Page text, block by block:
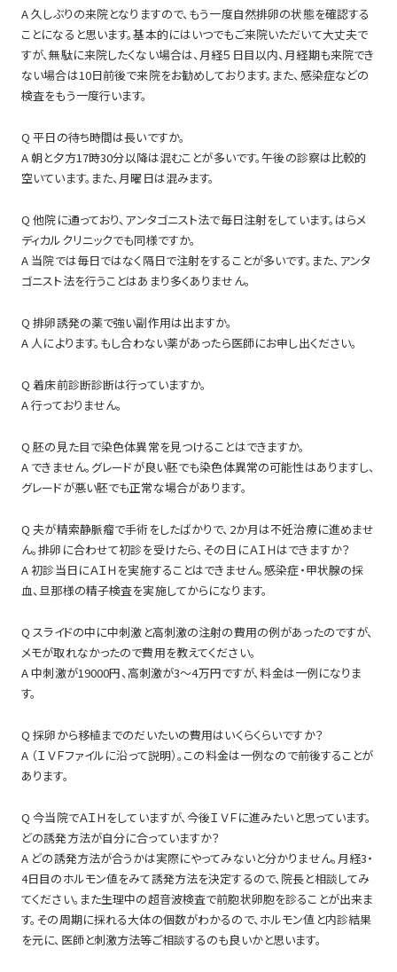
A 久しぶりの来院となりますので、もう一度自然排卵の状態を確認する
ことになると思います。基本的にはいつでもご来院いただいて大丈夫で
すが、無駄に来院したくない場合は、月経５日目以内、月経期も来院でき
ない場合は10日前後で来院をお勧めしております。また、感染症などの
検査をもう一度行います。
Q 平日の待ち時間は長いですか。
A 朝と夕方17時30分以降は混むことが多いです。午後の診察は比較的
空いています。また、月曜日は混みます。
Q 他院に通っており、アンタゴニスト法で毎日注射をしています。はらメ
ディカルクリニックでも同様ですか。
A 当院では毎日ではなく隔日で注射をすることが多いです。また、アンタ
ゴニスト法を行うことはあまり多くありません。
Q 排卵誘発の薬で強い副作用は出ますか。
A 人によります。もし合わない薬があったら医師にお申し出ください。
Q 着床前診断診断は行っていますか。
A 行っておりません。
Q 胚の見た目で染色体異常を見つけることはできますか。
A できません。グレードが良い胚でも染色体異常の可能性はありますし、
グレードが悪い胚でも正常な場合があります。
Q 夫が精索静脈瘤で手術をしたばかりで、2か月は不妊治療に進めませ
ん。排卵に合わせて初診を受けたら、その日にＡＩＨはできますか？
A 初診当日にＡＩＨを実施することはできません。感染症・甲状腺の採
血、旦那様の精子検査を実施してからになります。
Q スライドの中に中刺激と高刺激の注射の費用の例があったのですが、
メモが取れなかったので費用を教えてください。
A 中刺激が19000円、高刺激が3～4万円ですが、料金は一例になりま
す。
Q 採卵から移植までのだいたいの費用はいくらくらいですか？
A （ＩＶＦファイルに沿って説明）。この料金は一例なので前後することが
あります。
Q 今当院でＡＩＨをしていますが、今後ＩＶＦに進みたいと思っています。
どの誘発方法が自分に合っていますか？
A どの誘発方法が合うかは実際にやってみないと分かりません。月経3・
4日目のホルモン値をみて誘発方法を決定するので、院長と相談してみ
てください。また生理中の超音波検査で前胞状卵胞を診ることが出来ま
す。その周期に採れる大体の個数がわかるので、ホルモン値と内診結果
を元に、医師と刺激方法等ご相談するのも良いかと思います。